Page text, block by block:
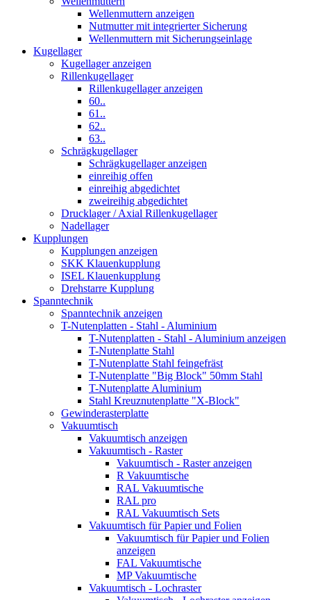
Wellenmuttern anzeigen
Nutmutter mit integrierter Sicherung
Wellenmuttern mit Sicherungseinlage
Kugellager
Kugellager anzeigen
Rillenkugellager
Rillenkugellager anzeigen
60..
61..
62..
63..
Schrägkugellager
Schrägkugellager anzeigen
einreihig offen
einreihig abgedichtet
zweireihig abgedichtet
Drucklager / Axial Rillenkugellager
Nadellager
Kupplungen
Kupplungen anzeigen
SKK Klauenkupplung
ISEL Klauenkupplung
Drehstarre Kupplung
Spanntechnik
Spanntechnik anzeigen
T-Nutenplatten - Stahl - Aluminium
T-Nutenplatten - Stahl - Aluminium anzeigen
T-Nutenplatte Stahl
T-Nutenplatte Stahl feingefräst
T-Nutenplatte "Big Block" 50mm Stahl
T-Nutenplatte Aluminium
Stahl Kreuznutenplatte "X-Block"
Gewinderasterplatte
Vakuumtisch
Vakuumtisch anzeigen
Vakuumtisch - Raster
Vakuumtisch - Raster anzeigen
R Vakuumtische
RAL Vakuumtische
RAL pro
RAL Vakuumtisch Sets
Vakuumtisch für Papier und Folien
Vakuumtisch für Papier und Folien
anzeigen
FAL Vakuumtische
MP Vakuumtische
Vakuumtisch - Lochraster